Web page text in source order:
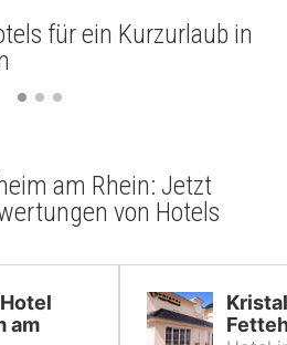
für ein Kurzurlaub in
am Rhein: Jetzt
von Hotels
am